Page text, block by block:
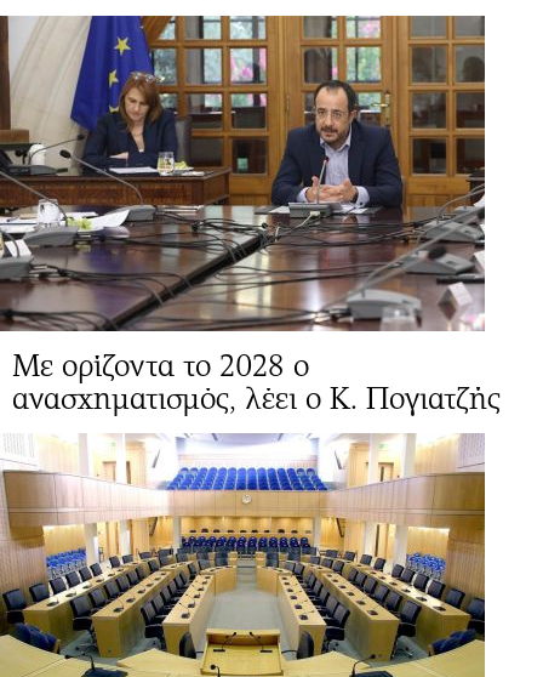
Mε ορίζοντα το 2028 ο
ανασχηματισμός, λέει ο Κ. Πογιατζής